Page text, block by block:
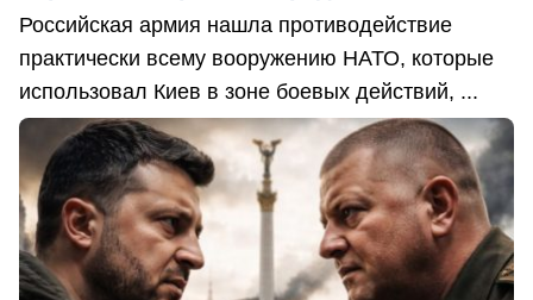
Российская армия нашла противодействие
практически всему вооружению НАТО, которые
использовал Киев в зоне боевых действий, ...